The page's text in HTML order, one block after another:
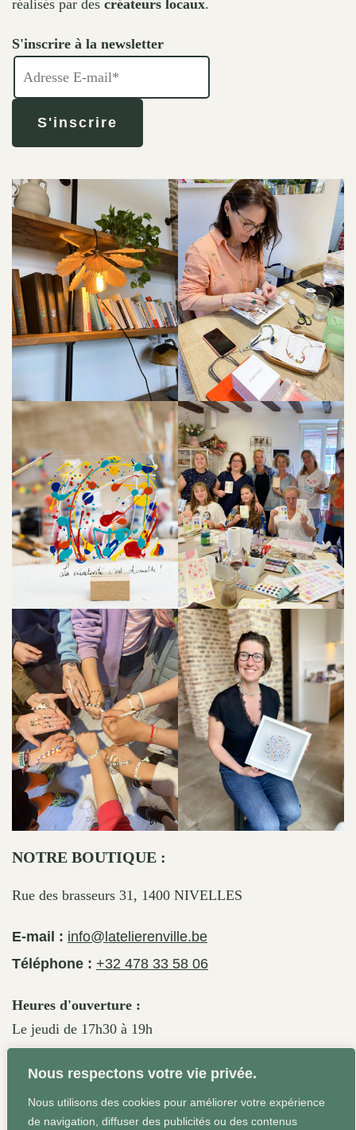
Nous respectons votre vie privée.
Nous utilisons des cookies pour améliorer votre expérience
de navigation, diffuser des publicités ou des contenus
réalisés par des créateurs locaux.
S'inscrire à la newsletter
NOTRE BOUTIQUE :
Rue des brasseurs 31, 1400 NIVELLES
E-mail : info@latelierenville.be
Téléphone : +32 478 33 58 06
Heures d'ouverture :
Le jeudi de 17h30 à 19h
Le vendredi de 17h30 à 19h30
Le samedi de 11h30 à 19h